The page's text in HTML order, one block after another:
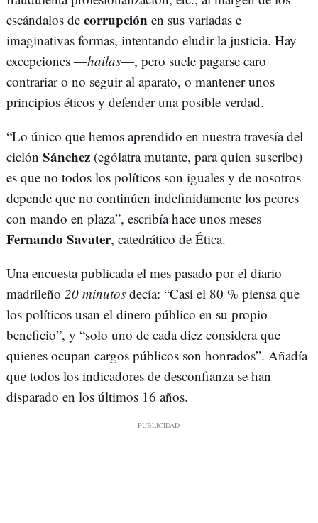
escándalos de corrupción en sus variadas e
imaginativas formas, intentando eludir la justicia. Hay
excepciones —hailas—, pero suele pagarse caro
contrariar o no seguir al aparato, o mantener unos
principios éticos y defender una posible verdad.
“Lo único que hemos aprendido en nuestra travesía del
ciclón Sánchez (ególatra mutante, para quien suscribe)
es que no todos los políticos son iguales y de nosotros
depende que no continúen indefinidamente los peores
con mando en plaza”, escribía hace unos meses
Fernando Savater, catedrático de Ética.
Una encuesta publicada el mes pasado por el diario
madrileño 20 minutos decía: “Casi el 80 % piensa que
los políticos usan el dinero público en su propio
beneficio”, y “solo uno de cada diez considera que
quienes ocupan cargos públicos son honrados”. Añadía
que todos los indicadores de desconfianza se han
disparado en los últimos 16 años.